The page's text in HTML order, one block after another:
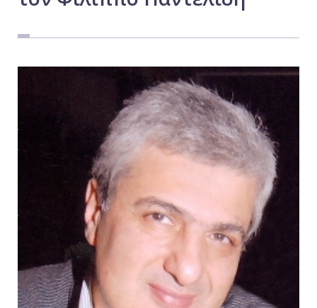
Ελλάδα
Τοπικά
Αγροτικά
Οικονομία
Αστυνομικό Δελτίο